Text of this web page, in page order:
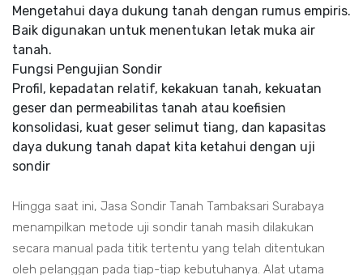
Mengetahui daya dukung tanah dengan rumus empiris.
Baik digunakan untuk menentukan letak muka air
tanah.
Fungsi Pengujian Sondir
Profil, kepadatan relatif, kekakuan tanah, kekuatan
geser dan permeabilitas tanah atau koefisien
konsolidasi, kuat geser selimut tiang, dan kapasitas
daya dukung tanah dapat kita ketahui dengan uji
sondir
Hingga saat ini, Jasa Sondir Tanah Tambaksari Surabaya
menampilkan metode uji sondir tanah masih dilakukan
secara manual pada titik tertentu yang telah ditentukan
oleh pelanggan pada tiap-tiap kebutuhanya. Alat utama